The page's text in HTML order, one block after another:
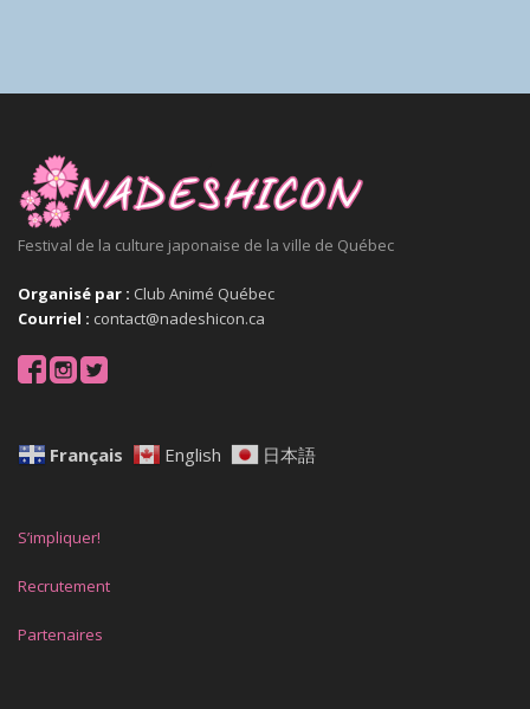
Festival de la culture japonaise de la ville de Québec
Organisé par : Club Animé Québec
Courriel : contact@nadeshicon.ca
Français English 日本語
S’impliquer!
Recrutement
Partenaires